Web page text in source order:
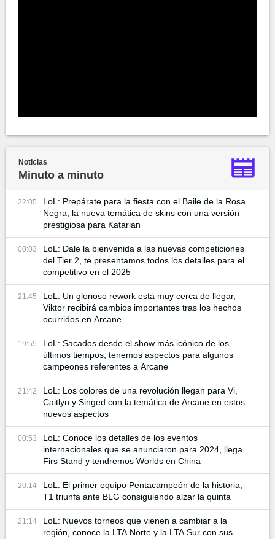
Noticias
Minuto a minuto
22:05
LoL: Prepárate para la fiesta con el Baile de la Rosa
Negra, la nueva temática de skins con una versión
prestigiosa para Katarian
00:03
LoL: Dale la bienvenida a las nuevas competiciones
del Tier 2, te presentamos todos los detalles para el
competitivo en el 2025
21:45
LoL: Un glorioso rework está muy cerca de llegar,
Viktor recibirá cambios importantes tras los hechos
ocurridos en Arcane
19:55
LoL: Sacados desde el show más icónico de los
últimos tiempos, tenemos aspectos para algunos
campeones referentes a Arcane
21:42
LoL: Los colores de una revolución llegan para Vi,
Caitlyn y Singed con la temática de Arcane en estos
nuevos aspectos
00:53
LoL: Conoce los detalles de los eventos
internacionales que se anunciaron para 2024, llega
Firs Stand y tendremos Worlds en China
20:14
LoL: El primer equipo Pentacampeón de la historia,
T1 triunfa ante BLG consiguiendo alzar la quinta
21:14
LoL: Nuevos torneos que vienen a cambiar a la
región, conoce la LTA Norte y la LTA Sur con sus